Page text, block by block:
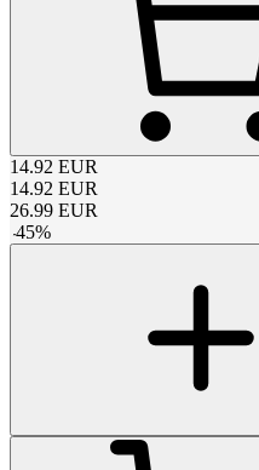
14.92 EUR
14.92 EUR
26.99 EUR
-45%